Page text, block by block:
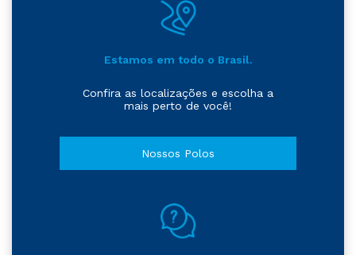
Estamos em todo o Brasil.
Confira as localizações e escolha a
mais perto de você!
Nossos Polos